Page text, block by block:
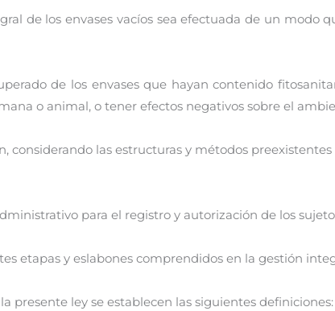
de los envases vacíos sea efectuada de un modo
de los envases que hayan contenido
o animal, o tener efectos negativos sobre el
considerando las estructuras y métodos
para el registro y autorización de los
etapas y eslabones comprendidos en la gestión
presente ley se establecen las siguientes definiciones: